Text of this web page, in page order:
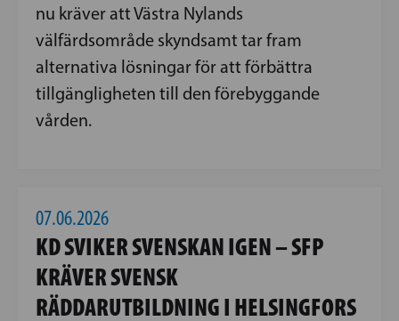
nu kräver att Västra Nylands
välfärdsområde skyndsamt tar fram
alternativa lösningar för att förbättra
tillgängligheten till den förebyggande
vården.
07.06.2026
KD SVIKER SVENSKAN IGEN – SFP
KRÄVER SVENSK
RÄDDARUTBILDNING I HELSINGFORS